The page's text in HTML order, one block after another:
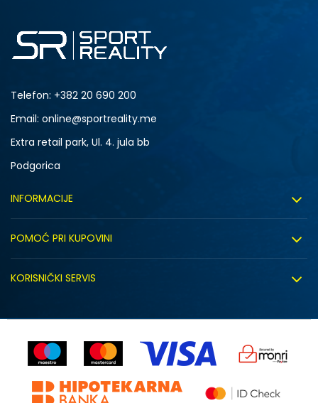
Telefon: +382 20 690 200
Email: online@sportreality.me
Extra retail park, Ul. 4. jula bb
Podgorica
INFORMACIJE
Zapošljavanje
Sindikalna prodaja
Kontakt
Prodavnice
POMOĆ PRI KUPOVINI
Kako kupiti
Uputstvo za registraciju
KORISNIČKI SERVIS
Reklamacije
Povrat robe i povrat sredstava